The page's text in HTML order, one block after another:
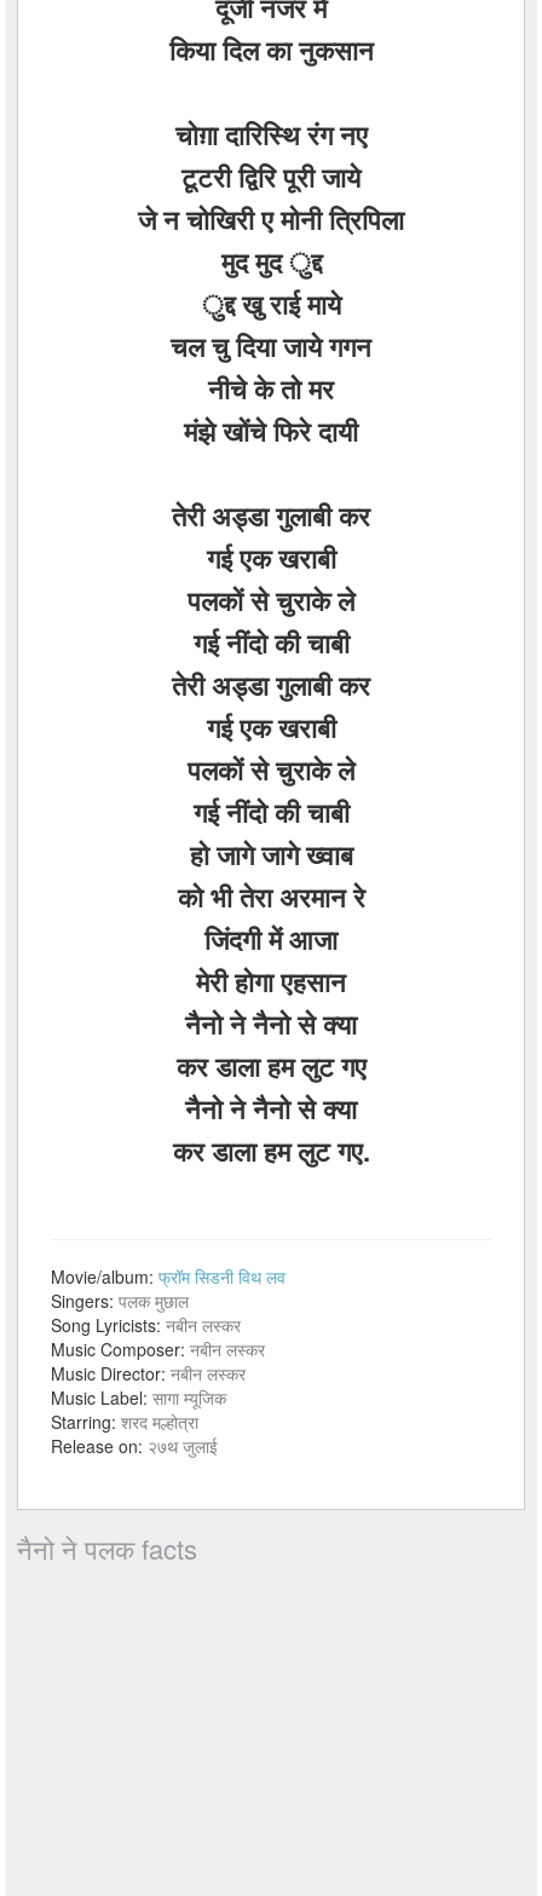
किया दिल का नुकसान
चोग़ा दारिस्थि रंग नए
टूटरी द्विरि पूरी जाये
जे न चोखिरी ए मोनी त्रिपिला
मुद मुद ुद्द
ुद्द खु राई माये
चल चु दिया जाये गगन
नीचे के तो मर
मंझे खोंचे फिरे दायी
तेरी अड्डा गुलाबी कर
गई एक खराबी
पलकों से चुराके ले
गई नींदो की चाबी
तेरी अड्डा गुलाबी कर
गई एक खराबी
पलकों से चुराके ले
गई नींदो की चाबी
हो जागे जागे ख्वाब
को भी तेरा अरमान रे
जिंदगी में आजा
मेरी होगा एहसान
नैनो ने नैनो से क्या
कर डाला हम लुट गए
नैनो ने नैनो से क्या
कर डाला हम लुट गए.
Movie/album:फ्रॉम सिडनी विथ लव
Singers:पलक मुछाल
Song Lyricists:नबीन लस्कर
Music Composer:नबीन लस्कर
Music Director:नबीन लस्कर
Music Label:सागा म्यूजिक
Starring:शरद मल्होत्रा
Release on: २७थ जुलाई
नैनो ने पलक facts